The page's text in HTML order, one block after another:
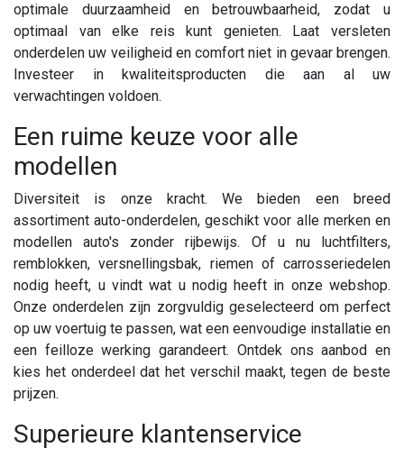
optimale duurzaamheid en betrouwbaarheid, zodat u
optimaal van elke reis kunt genieten. Laat versleten
onderdelen uw veiligheid en comfort niet in gevaar brengen.
Investeer in kwaliteitsproducten die aan al uw
verwachtingen voldoen.
Een ruime keuze voor alle
modellen
Diversiteit is onze kracht. We bieden een breed
assortiment auto-onderdelen, geschikt voor alle merken en
modellen auto's zonder rijbewijs. Of u nu luchtfilters,
remblokken, versnellingsbak, riemen of carrosseriedelen
nodig heeft, u vindt wat u nodig heeft in onze webshop.
Onze onderdelen zijn zorgvuldig geselecteerd om perfect
op uw voertuig te passen, wat een eenvoudige installatie en
een feilloze werking garandeert. Ontdek ons aanbod en
kies het onderdeel dat het verschil maakt, tegen de beste
prijzen.
Superieure klantenservice